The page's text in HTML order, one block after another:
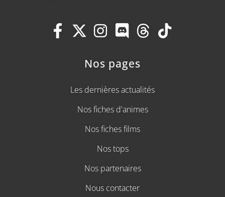
Nos pages
Les dernières actualités
Nos fiches d'animes
Nos fiches films
Nos tops
Nos partenaires
Nous contacter